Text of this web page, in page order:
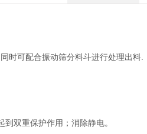
时可配合振动筛分料斗进行处理出料.
双重保护作用；消除静电。